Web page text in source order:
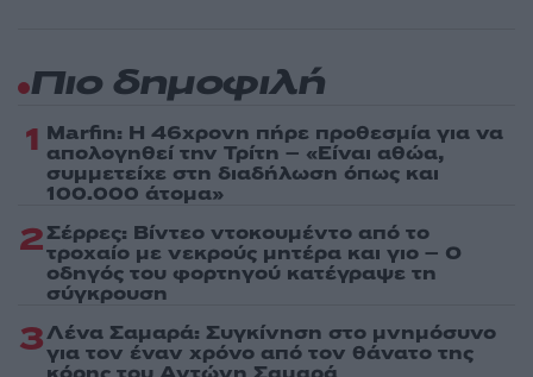
Πιο δημοφιλή
1 Marfin: Η 46χρονη πήρε προθεσμία για να
απολογηθεί την Τρίτη – «Είναι αθώα,
συμμετείχε στη διαδήλωση όπως και
100.000 άτομα»
2Σέρρες: Βίντεο ντοκουμέντο από το
τροχαίο με νεκρούς μητέρα και γιο – Ο
οδηγός του φορτηγού κατέγραψε τη
σύγκρουση
3Λένα Σαμαρά: Συγκίνηση στο μνημόσυνο
για τον έναν χρόνο από τον θάνατο της